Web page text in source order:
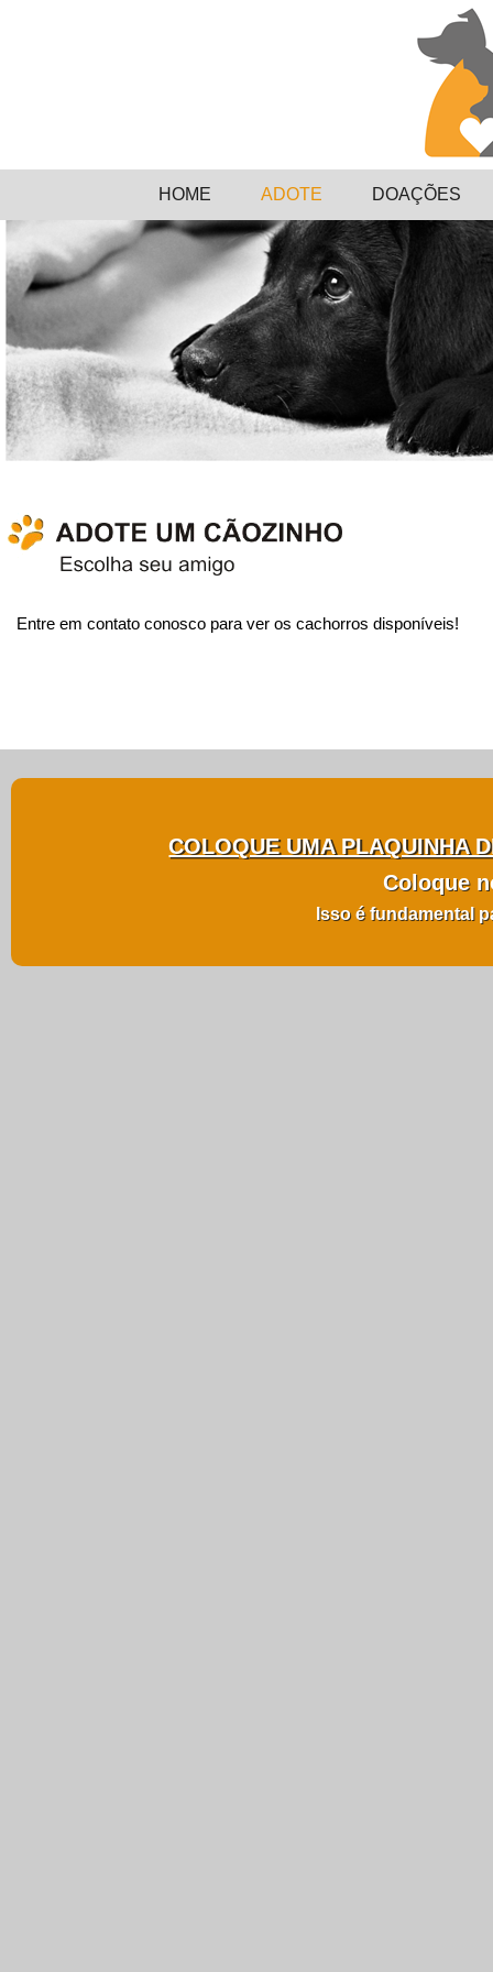
HOME ADOTE DOAÇÕES
Entre em contato conosco para ver os cachorros disponíveis!
COLOQUE UMA PLAQUINHA
Coloque
Isso é fundamental